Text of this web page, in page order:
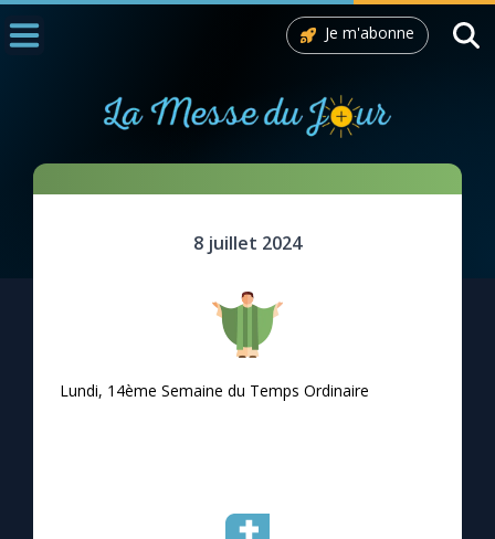
1000 Raisons de Croire
L'actualité de la semaine
Je m'abonne
Ta foi t'a sauvée !
8 juillet 2024
Lundi, 14ème Semaine du Temps Ordinaire